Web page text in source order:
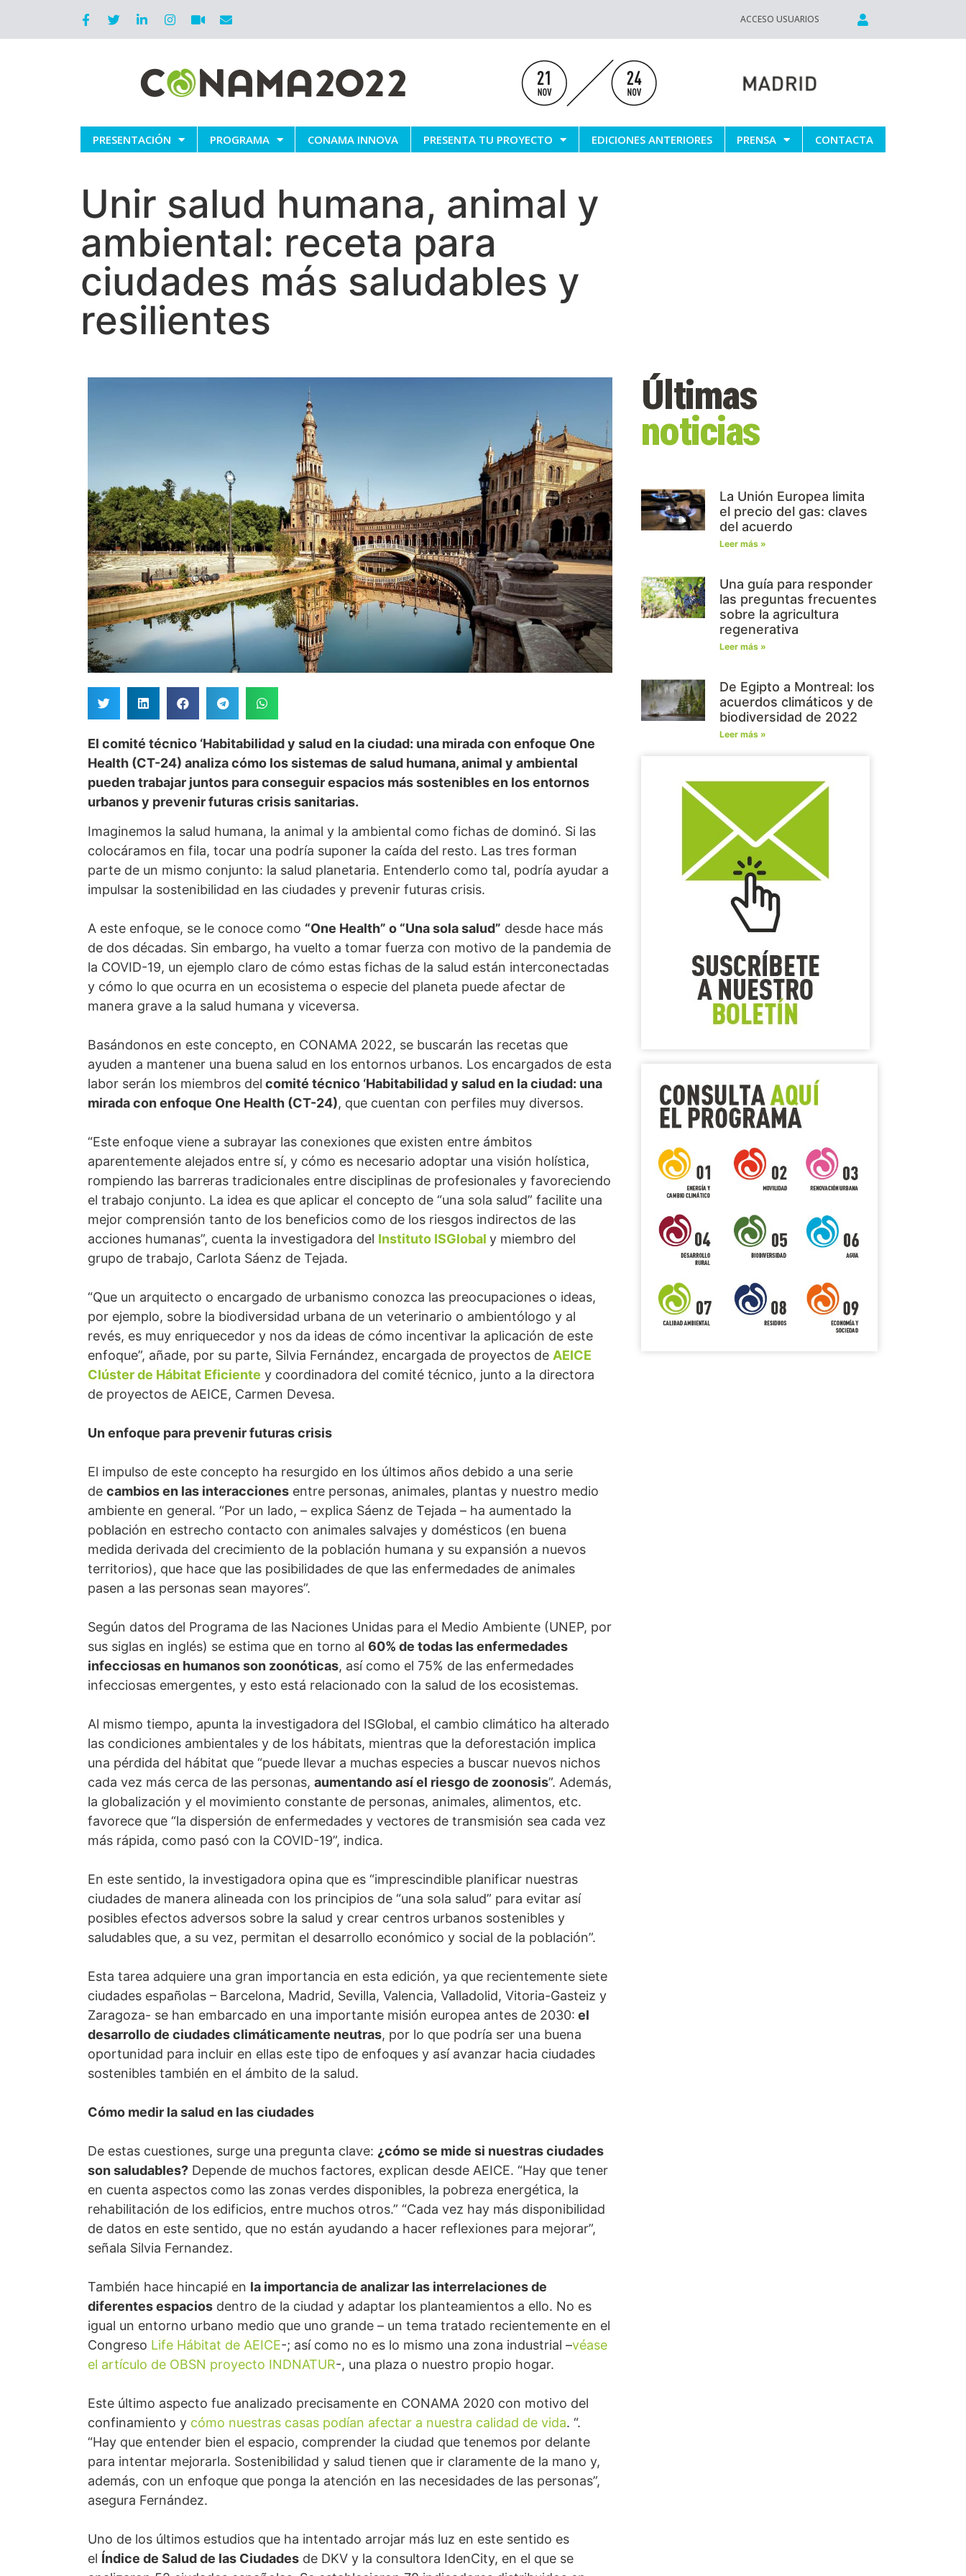
ACCESO USUARIOS
PRESENTACIÓN PROGRAMA CONAMA INNOVA PRESENTA TU PROYECTO EDICIONES ANTERIORES PRENSA CONTACTA
Unir salud humana, animal y
ambiental: receta para
ciudades más saludables y
resilientes
El comité técnico ‘Habitabilidad y salud en la ciudad: una mirada con enfoque One
Health (CT-24) analiza cómo los sistemas de salud humana, animal y ambiental
pueden trabajar juntos para conseguir espacios más sostenibles en los entornos
urbanos y prevenir futuras crisis sanitarias.
Imaginemos la salud humana, la animal y la ambiental como fichas de dominó. Si las
colocáramos en fila, tocar una podría suponer la caída del resto. Las tres forman
parte de un mismo conjunto: la salud planetaria. Entenderlo como tal, podría ayudar a
impulsar la sostenibilidad en las ciudades y prevenir futuras crisis.
A este enfoque, se le conoce como “One Health” o “Una sola salud” desde hace más
de dos décadas. Sin embargo, ha vuelto a tomar fuerza con motivo de la pandemia de
la COVID-19, un ejemplo claro de cómo estas fichas de la salud están interconectadas
y cómo lo que ocurra en un ecosistema o especie del planeta puede afectar de
manera grave a la salud humana y viceversa.
Basándonos en este concepto, en CONAMA 2022, se buscarán las recetas que
ayuden a mantener una buena salud en los entornos urbanos. Los encargados de esta
labor serán los miembros del comité técnico ‘Habitabilidad y salud en la ciudad: una
mirada con enfoque One Health (CT-24), que cuentan con perfiles muy diversos.
“Este enfoque viene a subrayar las conexiones que existen entre ámbitos
aparentemente alejados entre sí, y cómo es necesario adoptar una visión holística,
rompiendo las barreras tradicionales entre disciplinas de profesionales y favoreciendo
el trabajo conjunto. La idea es que aplicar el concepto de “una sola salud” facilite una
mejor comprensión tanto de los beneficios como de los riesgos indirectos de las
acciones humanas”, cuenta la investigadora del Instituto ISGlobal y miembro del
grupo de trabajo, Carlota Sáenz de Tejada.
“Que un arquitecto o encargado de urbanismo conozca las preocupaciones o ideas,
por ejemplo, sobre la biodiversidad urbana de un veterinario o ambientólogo y al
revés, es muy enriquecedor y nos da ideas de cómo incentivar la aplicación de este
enfoque”, añade, por su parte, Silvia Fernández, encargada de proyectos de AEICE
Clúster de Hábitat Eficiente y coordinadora del comité técnico, junto a la directora
de proyectos de AEICE, Carmen Devesa.
Un enfoque para prevenir futuras crisis
El impulso de este concepto ha resurgido en los últimos años debido a una serie
de cambios en las interacciones entre personas, animales, plantas y nuestro medio
ambiente en general. “Por un lado, – explica Sáenz de Tejada – ha aumentado la
población en estrecho contacto con animales salvajes y domésticos (en buena
medida derivada del crecimiento de la población humana y su expansión a nuevos
territorios), que hace que las posibilidades de que las enfermedades de animales
pasen a las personas sean mayores”.
Según datos del Programa de las Naciones Unidas para el Medio Ambiente (UNEP, por
sus siglas en inglés) se estima que en torno al 60% de todas las enfermedades
infecciosas en humanos son zoonóticas, así como el 75% de las enfermedades
infecciosas emergentes, y esto está relacionado con la salud de los ecosistemas.
Al mismo tiempo, apunta la investigadora del ISGlobal, el cambio climático ha alterado
las condiciones ambientales y de los hábitats, mientras que la deforestación implica
una pérdida del hábitat que “puede llevar a muchas especies a buscar nuevos nichos
cada vez más cerca de las personas, aumentando así el riesgo de zoonosis”. Además,
la globalización y el movimiento constante de personas, animales, alimentos, etc.
favorece que “la dispersión de enfermedades y vectores de transmisión sea cada vez
más rápida, como pasó con la COVID-19”, indica.
En este sentido, la investigadora opina que es “imprescindible planificar nuestras
ciudades de manera alineada con los principios de “una sola salud” para evitar así
posibles efectos adversos sobre la salud y crear centros urbanos sostenibles y
saludables que, a su vez, permitan el desarrollo económico y social de la población”.
Esta tarea adquiere una gran importancia en esta edición, ya que recientemente siete
ciudades españolas – Barcelona, Madrid, Sevilla, Valencia, Valladolid, Vitoria-Gasteiz y
Zaragoza- se han embarcado en una importante misión europea antes de 2030: el
desarrollo de ciudades climáticamente neutras, por lo que podría ser una buena
oportunidad para incluir en ellas este tipo de enfoques y así avanzar hacia ciudades
sostenibles también en el ámbito de la salud.
Cómo medir la salud en las ciudades
De estas cuestiones, surge una pregunta clave: ¿cómo se mide si nuestras ciudades
son saludables? Depende de muchos factores, explican desde AEICE. “Hay que tener
en cuenta aspectos como las zonas verdes disponibles, la pobreza energética, la
rehabilitación de los edificios, entre muchos otros.” “Cada vez hay más disponibilidad
de datos en este sentido, que no están ayudando a hacer reflexiones para mejorar”,
señala Silvia Fernandez.
También hace hincapié en la importancia de analizar las interrelaciones de
diferentes espacios dentro de la ciudad y adaptar los planteamientos a ello. No es
igual un entorno urbano medio que uno grande – un tema tratado recientemente en el
Congreso Life Hábitat de AEICE-; así como no es lo mismo una zona industrial –véase
el artículo de OBSN proyecto INDNATUR-, una plaza o nuestro propio hogar.
Este último aspecto fue analizado precisamente en CONAMA 2020 con motivo del
confinamiento y cómo nuestras casas podían afectar a nuestra calidad de vida. “.
“Hay que entender bien el espacio, comprender la ciudad que tenemos por delante
para intentar mejorarla. Sostenibilidad y salud tienen que ir claramente de la mano y,
además, con un enfoque que ponga la atención en las necesidades de las personas”,
asegura Fernández.
Uno de los últimos estudios que ha intentado arrojar más luz en este sentido es
el Índice de Salud de las Ciudades de DKV y la consultora IdenCity, en el que se
Últimas
noticias
La Unión Europea limita
el precio del gas: claves
del acuerdo
Leer más »
Una guía para responder
las preguntas frecuentes
sobre la agricultura
regenerativa
Leer más »
De Egipto a Montreal: los
acuerdos climáticos y de
biodiversidad de 2022
Leer más »